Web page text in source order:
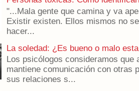
"...Mala gente que camina y va
Existir existen. Ellos mismos no
hacer...
La soledad: ¿Es bueno o malo
Los psicólogos consideramos que
mantiene comunicación con otras
sus relaciones s...